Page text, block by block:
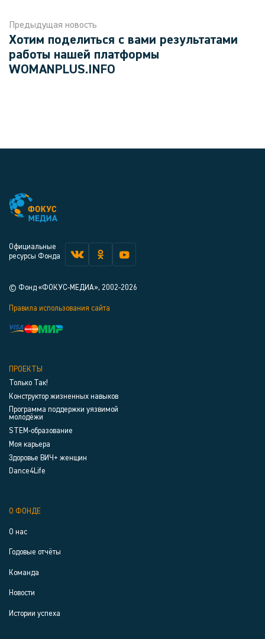
Предыдущая новость
Хотим поделиться с вами результатами
работы нашей платформы
WOMANPLUS.INFO
Официальные
ресурсы Фонда
© Фонд «ФОКУС-МЕДИА», 2002-2026
Правила использования сайта
ПРОЕКТЫ
Только Так!
Конструктор жизненных навыков
Программа поддержки уязвимой
молодёжи
STEM-образование
Моя карьера
Здоровье ВИЧ+ женщин
Dance4Life
О ФОНДЕ
О нас
Годовые отчёты
Команда
Новости
Истории успеха